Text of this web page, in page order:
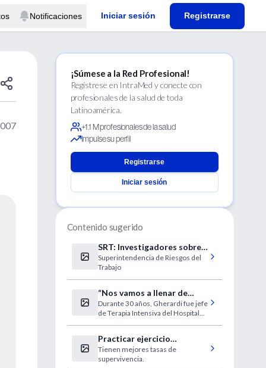
Notificaciones Iniciar sesión Registrarse
¡Súmese a la Red Profesional!
Regístrese en IntraMed y conecte con
profesionales de la salud de toda
Latinoamérica.
+1.1 M profesionales de la salud
Impulse su perfil
Registrarse
Iniciar sesión
Contenido sugerido
SRT: Investigadores sobre
discriminación y salud
ocupacional
Superintendencia de Riesgos del
Trabajo
“Nos vamos a llenar de
enfermos en estado
vegetativo”
Durante 30 años, Gherardi fue jefe
de Terapia Intensiva del Hospital
Practicar ejercicio
incrementa la supervivencia
tras un IAM
Tienen mejores tasas de
supervivencia.